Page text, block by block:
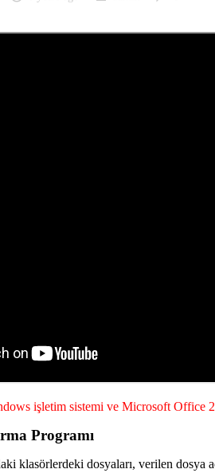
işletim sistemi ve Microsoft Office
Programı
klasörlerdeki dosyaları, verilen dosya